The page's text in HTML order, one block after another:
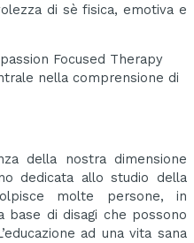
di sè fisica, emotiva e
Focused Therapy
nella comprensione di
della nostra dimensione
dedicata allo studio della
molte persone, in
base di disagi che possono
ad una vita sana